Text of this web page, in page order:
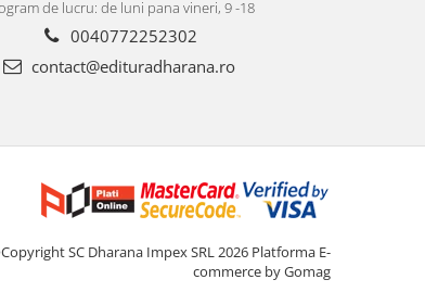
de lucru: de luni pana vineri, 9 -18
0040772252302
contact@edituradharana.ro
SC Dharana Impex SRL 2026 Platforma E-
commerce by Gomag